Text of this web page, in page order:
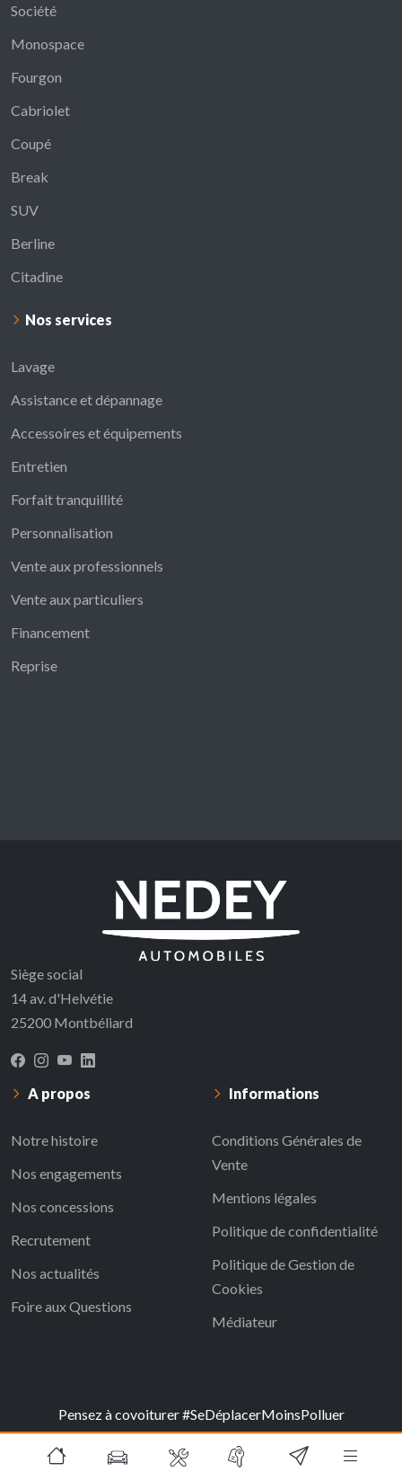
Société
Monospace
Fourgon
Cabriolet
Coupé
Break
SUV
Berline
Citadine
Nos services
Lavage
Assistance et dépannage
Accessoires et équipements
Entretien
Forfait tranquillité
Personnalisation
Vente aux professionnels
Vente aux particuliers
Financement
Reprise
Siège social
14 av. d'Helvétie
25200 Montbéliard
A propos
Notre histoire
Nos engagements
Nos concessions
Recrutement
Nos actualités
Foire aux Questions
Informations
Conditions Générales de
Vente
Mentions légales
Politique de confidentialité
Politique de Gestion de
Cookies
Médiateur
Pensez à covoiturer #SeDéplacerMoinsPolluer